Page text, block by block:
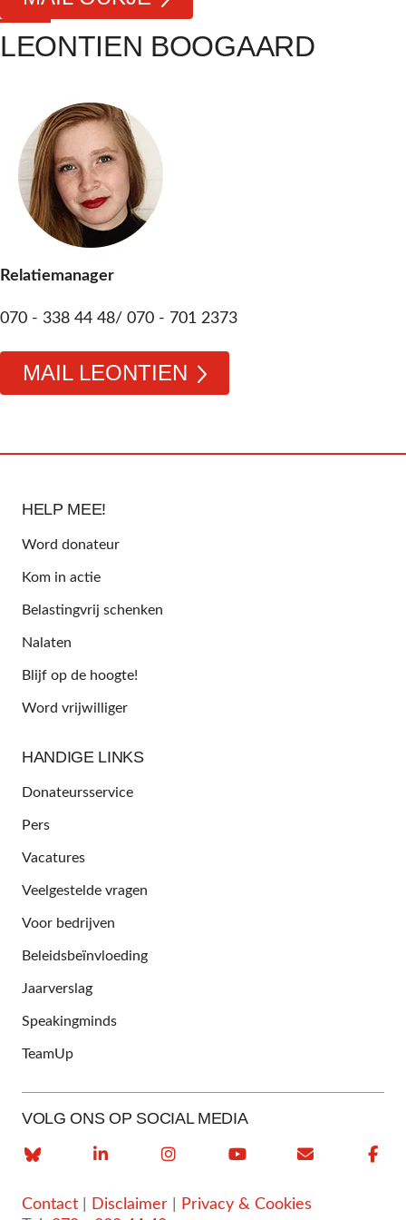
LEONTIEN BOOGAARD
Relatiemanager
070 - 338 44 48/ 070 - 701 2373
MAIL LEONTIEN
HELP MEE!
Word donateur
Kom in actie
Belastingvrij schenken
Nalaten
Blijf op de hoogte!
Word vrijwilliger
HANDIGE LINKS
Donateursservice
Pers
Vacatures
Veelgestelde vragen
Voor bedrijven
Beleidsbeïnvloeding
Jaarverslag
Speakingminds
TeamUp
VOLG ONS OP SOCIAL MEDIA
Contact Disclaimer
Privacy & Cookies